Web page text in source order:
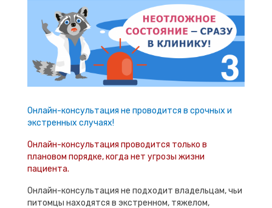
Онлайн-консультация не проводится в срочных и
экстренных случаях!
Онлайн-консультация проводится только в
плановом порядке, когда нет угрозы жизни
пациента.
Онлайн-консультация не подходит владельцам, чьи
питомцы находятся в экстренном, тяжелом,